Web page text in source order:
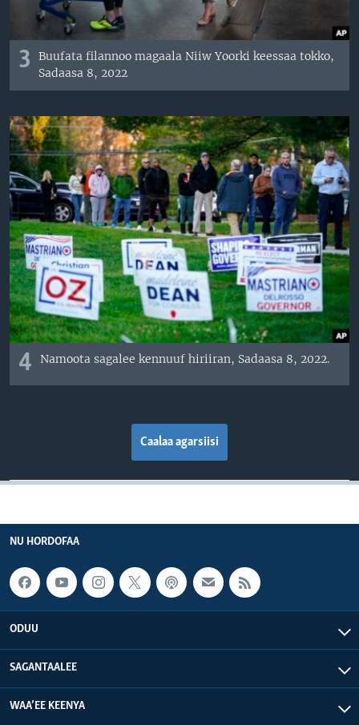
3
Buufata filannoo magaala Niiw Yoorki keessaa tokko,
Sadaasa 8, 2022
4 Namoota sagalee kennuuf hiriiran, Sadaasa 8, 2022.
Caalaa agarsiisi
NU HORDOFAA
ODUU
SAGANTAALEE
WAA’EE KEENYA